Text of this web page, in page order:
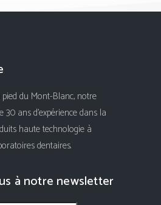
du Mont-Blanc, notre
30 ans d'expérience dans la
haute technologie à
dentaires.
à notre newsletter